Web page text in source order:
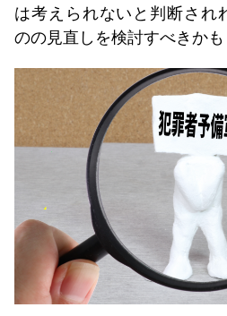
は考えられないと判断され
のの見直しを検討すべきかも